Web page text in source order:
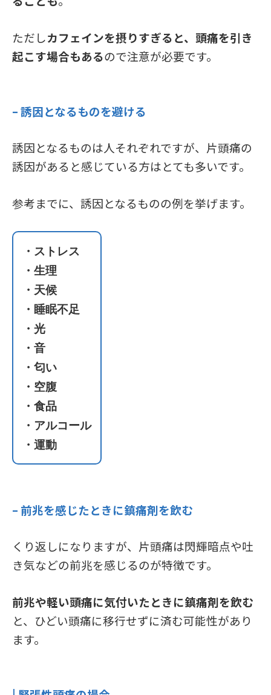
ただしカフェインを摂りすぎると、頭痛を引き
起こす場合もあるので注意が必要です。
– 誘因となるものを避ける
誘因となるものは人それぞれですが、片頭痛の
誘因があると感じている方はとても多いです。
参考までに、誘因となるものの例を挙げます。
・ストレス
・生理
・天候
・睡眠不足
・光
・音
・匂い
・空腹
・食品
・アルコール
・運動
– 前兆を感じたときに鎮痛剤を飲む
くり返しになりますが、片頭痛は閃輝暗点や吐
き気などの前兆を感じるのが特徴です。
前兆や軽い頭痛に気付いたときに鎮痛剤を飲む
と、ひどい頭痛に移行せずに済む可能性があり
ます。